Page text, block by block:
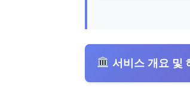
서비스 개요 및